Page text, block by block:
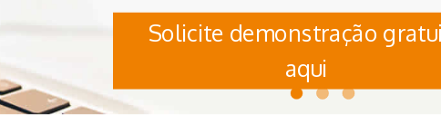
Solicite demonstração
aqui